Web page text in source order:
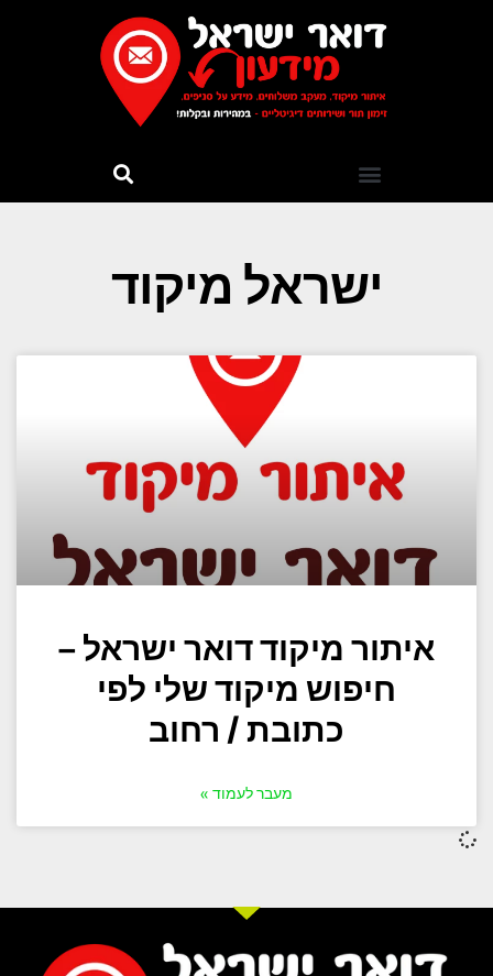
ישראל מיקוד
איתור מיקוד דואר ישראל –
חיפוש מיקוד שלי לפי
כתובת / רחוב
מעבר לעמוד »